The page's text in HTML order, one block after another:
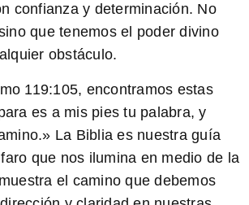
confianza y determinación. No
que tenemos el poder divino
obstáculo.
119:105, encontramos estas
es a mis pies tu palabra, y
La Biblia es nuestra guía
que nos ilumina en medio de la
el camino que debemos